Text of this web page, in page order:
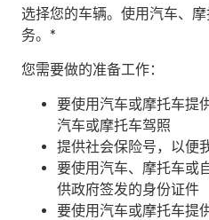
选择您的车辆。使用汽车、
务。*
您需要做的准备工作：
要使用汽车或摩托车提
汽车或摩托车驾照
提供社会保险号，以便
要使用汽车、摩托车或
供政府签发的身份证件
要使用汽车或摩托车提